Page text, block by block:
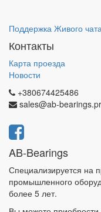
Поддержка Живого
Контакты
Карта проезда
Новости
+380674425486
sales@ab-
AB-Bearings
Специализируется на
промышленного
более 5 лет.